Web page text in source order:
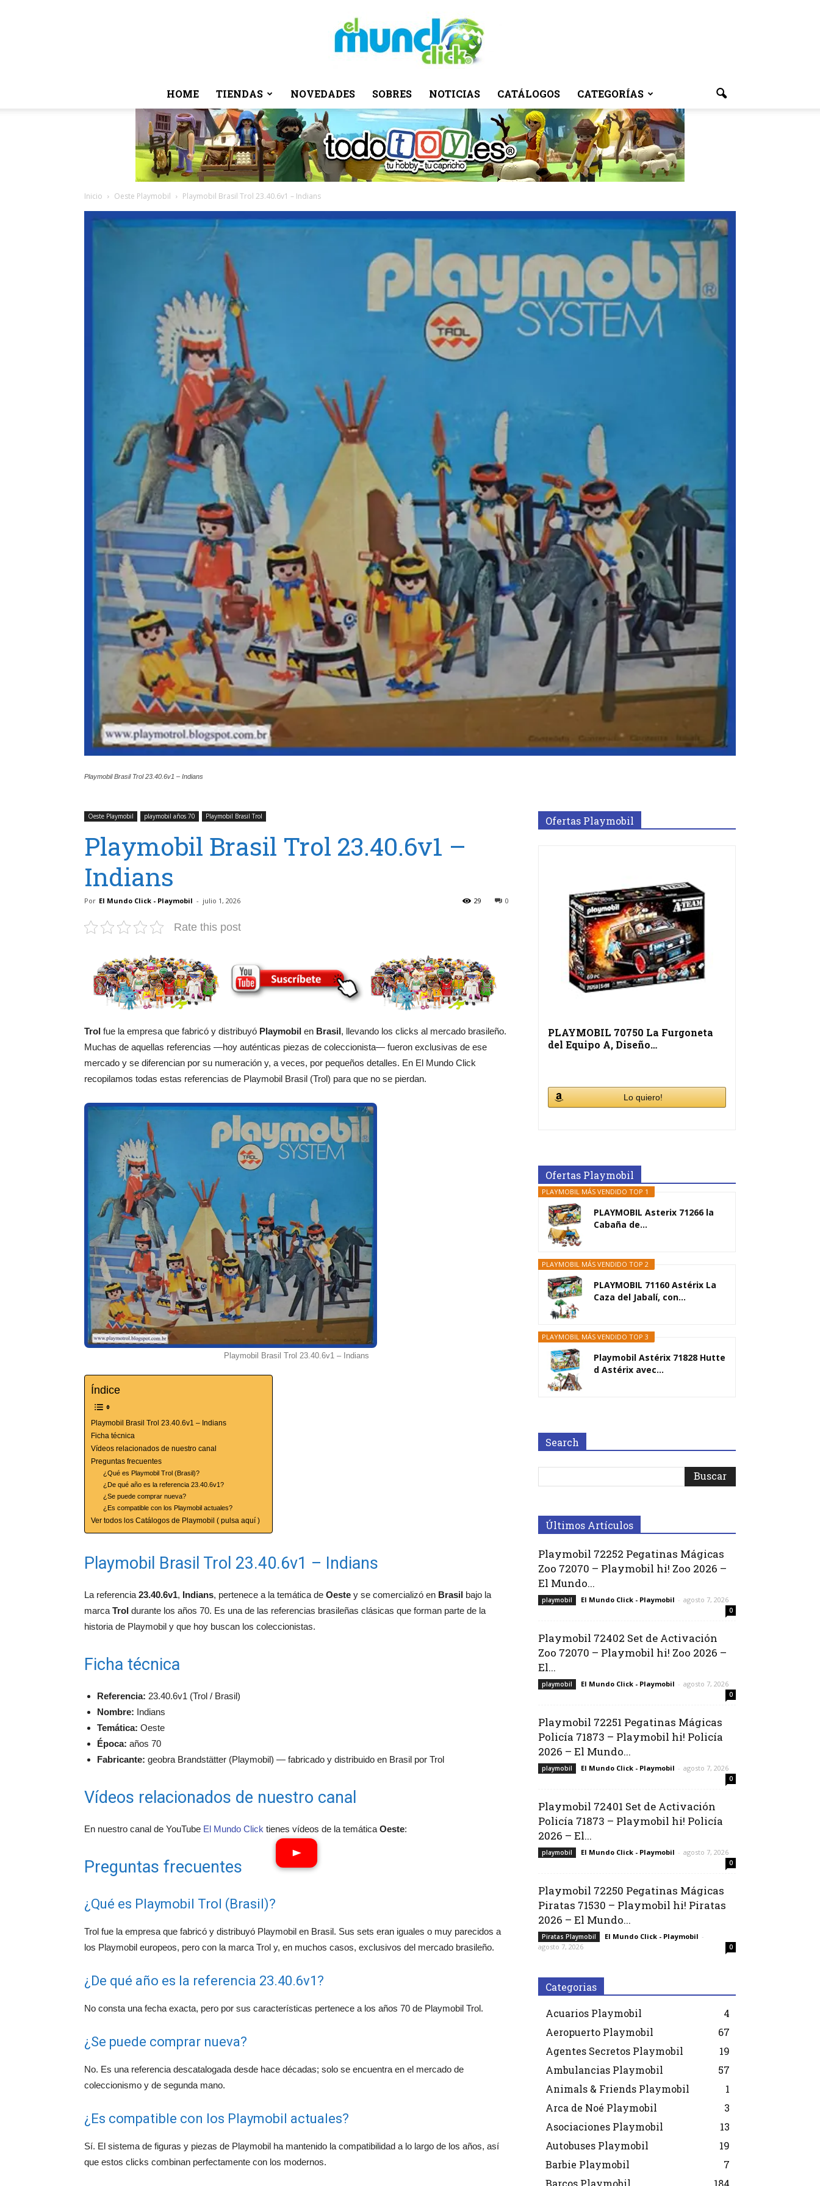
El
Click
HOME TIENDAS NOVEDADES SOBRES NOTICIAS CATÁLOGOS CATEGORÍAS
Inicio Oeste Playmobil Playmobil Brasil Trol 23.40.6v1 – Indians
Playmobil Brasil Trol 23.40.6v1 – Indians
Oeste Playmobil playmobil años 70 Playmobil Brasil Trol
Playmobil Brasil Trol 23.40.6v1 –
Indians
Por El Mundo Click - Playmobil - julio 1, 2026 0
29
Rate this post
Trol fue la empresa que fabricó y distribuyó Playmobil en Brasil, llevando los clicks al mercado brasileño.
Muchas de aquellas referencias —hoy auténticas piezas de coleccionista— fueron exclusivas de ese
mercado y se diferencian por su numeración y, a veces, por pequeños detalles. En El Mundo Click
recopilamos todas estas referencias de Playmobil Brasil (Trol) para que no se pierdan.
Playmobil Brasil Trol 23.40.6v1 – Indians
Índice
Playmobil Brasil Trol 23.40.6v1 – Indians
Ficha técnica
Vídeos relacionados de nuestro canal
Preguntas frecuentes
¿Qué es Playmobil Trol (Brasil)?
¿De qué año es la referencia 23.40.6v1?
¿Se puede comprar nueva?
¿Es compatible con los Playmobil actuales?
Ver todos los Catálogos de Playmobil ( pulsa aquí )
Playmobil Brasil Trol 23.40.6v1 – Indians
La referencia 23.40.6v1, Indians, pertenece a la temática de Oeste y se comercializó en Brasil bajo la
marca Trol durante los años 70. Es una de las referencias brasileñas clásicas que forman parte de la
historia de Playmobil y que hoy buscan los coleccionistas.
Ficha técnica
Referencia: 23.40.6v1 (Trol / Brasil)
Nombre: Indians
Temática: Oeste
Época: años 70
Fabricante: geobra Brandstätter (Playmobil) — fabricado y distribuido en Brasil por Trol
Vídeos relacionados de nuestro canal
En nuestro canal de YouTube El Mundo Click tienes vídeos de la temática Oeste:
Preguntas frecuentes
¿Qué es Playmobil Trol (Brasil)?
Trol fue la empresa que fabricó y distribuyó Playmobil en Brasil. Sus sets eran iguales o muy parecidos a
los Playmobil europeos, pero con la marca Trol y, en muchos casos, exclusivos del mercado brasileño.
¿De qué año es la referencia 23.40.6v1?
No consta una fecha exacta, pero por sus características pertenece a los años 70 de Playmobil Trol.
¿Se puede comprar nueva?
No. Es una referencia descatalogada desde hace décadas; solo se encuentra en el mercado de
coleccionismo y de segunda mano.
¿Es compatible con los Playmobil actuales?
Sí. El sistema de figuras y piezas de Playmobil ha mantenido la compatibilidad a lo largo de los años, así
que estos clicks combinan perfectamente con los modernos.
Ofertas Playmobil
PLAYMOBIL 70750 La Furgoneta
del Equipo A, Diseño…
Lo quiero!
Ofertas Playmobil
PLAYMOBIL MÁS VENDIDO TOP 1
PLAYMOBIL Asterix 71266 la
Cabaña de...
PLAYMOBIL MÁS VENDIDO TOP 2
PLAYMOBIL 71160 Astérix La
Caza del Jabalí, con...
PLAYMOBIL MÁS VENDIDO TOP 3
Playmobil Astérix 71828 Hutte
d Astérix avec...
Search
Últimos Artículos
Playmobil 72252 Pegatinas Mágicas
Zoo 72070 – Playmobil hi! Zoo 2026 –
El Mundo...
playmobil El Mundo Click - Playmobil - agosto 7, 2026
0
Playmobil 72402 Set de Activación
Zoo 72070 – Playmobil hi! Zoo 2026 –
El...
playmobil El Mundo Click - Playmobil - agosto 7, 2026
0
Playmobil 72251 Pegatinas Mágicas
Policía 71873 – Playmobil hi! Policía
2026 – El Mundo...
playmobil El Mundo Click - Playmobil - agosto 7, 2026
0
Playmobil 72401 Set de Activación
Policía 71873 – Playmobil hi! Policía
2026 – El...
playmobil El Mundo Click - Playmobil - agosto 7, 2026
0
Playmobil 72250 Pegatinas Mágicas
Piratas 71530 – Playmobil hi! Piratas
2026 – El Mundo...
Piratas Playmobil El Mundo Click - Playmobil -
agosto 7, 2026
0
Categorias
Acuarios Playmobil
4
Aeropuerto Playmobil
67
Agentes Secretos Playmobil
19
Ambulancias Playmobil
57
Animals & Friends Playmobil
1
Arca de Noé Playmobil
3
Asociaciones Playmobil
13
Autobuses Playmobil
19
Barbie Playmobil
7
Barcos Playmobil
184